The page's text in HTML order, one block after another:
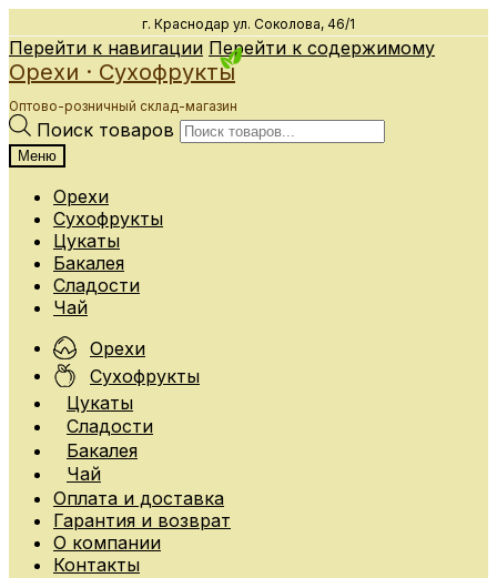
г. Краснодар ул. Соколова, 46/1
Перейти к навигации Перейти к содержимому
Орехи · Сухофрукты
Оптово-розничный склад-магазин
Поиск товаров
Меню
Орехи
Сухофрукты
Цукаты
Бакалея
Сладости
Чай
Орехи
Сухофрукты
Цукаты
Сладости
Бакалея
Чай
Оплата и доставка
Гарантия и возврат
О компании
Контакты